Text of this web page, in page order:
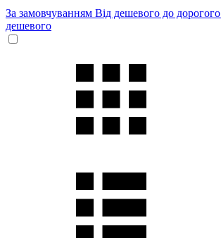
За замовчуванням Від дешевого до дорогого
дешевого